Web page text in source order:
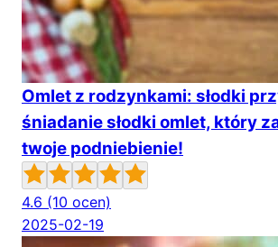
Omlet z rodzynkami: słodki
śniadanie słodki omlet, który
twoje podniebienie!
4.6 (10 ocen)
2025-02-19